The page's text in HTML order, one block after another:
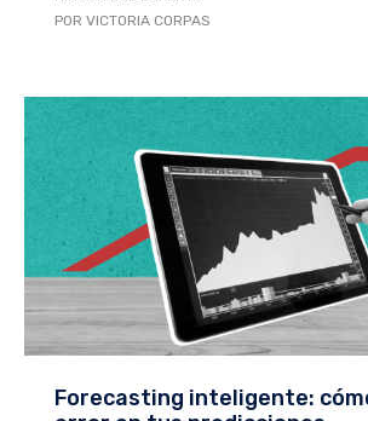
POR VICTORIA CORPAS
Forecasting inteligente: